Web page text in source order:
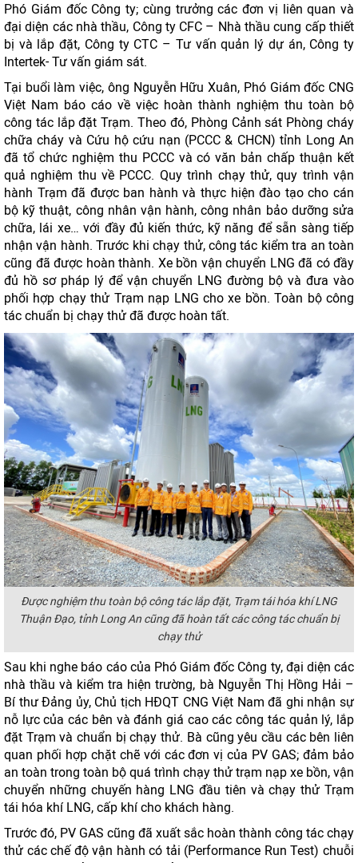
Phó Giám đốc Công ty; cùng trưởng các đơn vị liên quan và
đại diện các nhà thầu, Công ty CFC – Nhà thầu cung cấp thiết
bị và lắp đặt, Công ty CTC – Tư vấn quản lý dự án, Công ty
Intertek- Tư vấn giám sát.
Tại buổi làm việc, ông Nguyễn Hữu Xuân, Phó Giám đốc CNG
Việt Nam báo cáo về việc hoàn thành nghiệm thu toàn bộ
công tác lắp đặt Trạm. Theo đó, Phòng Cảnh sát Phòng cháy
chữa cháy và Cứu hộ cứu nạn (PCCC & CHCN) tỉnh Long An
đã tổ chức nghiệm thu PCCC và có văn bản chấp thuận kết
quả nghiệm thu về PCCC. Quy trình chạy thử, quy trình vận
hành Trạm đã được ban hành và thực hiện đào tạo cho cán
bộ kỹ thuật, công nhân vận hành, công nhân bảo dưỡng sửa
chữa, lái xe… với đầy đủ kiến thức, kỹ năng để sẵn sàng tiếp
nhận vận hành. Trước khi chạy thử, công tác kiểm tra an toàn
cũng đã được hoàn thành. Xe bồn vận chuyển LNG đã có đầy
đủ hồ sơ pháp lý để vận chuyển LNG đường bộ và đưa vào
phối hợp chạy thử Trạm nạp LNG cho xe bồn. Toàn bộ công
tác chuẩn bị chạy thử đã được hoàn tất.
Được nghiệm thu toàn bộ công tác lắp đặt, Trạm tái hóa khí LNG
Thuận Đạo, tỉnh Long An cũng đã hoàn tất các công tác chuẩn bị
chạy thử
Sau khi nghe báo cáo của Phó Giám đốc Công ty, đại diện các
nhà thầu và kiểm tra hiện trường, bà Nguyễn Thị Hồng Hải –
Bí thư Đảng ủy, Chủ tịch HĐQT CNG Việt Nam đã ghi nhận sự
nỗ lực của các bên và đánh giá cao các công tác quản lý, lắp
đặt Trạm và chuẩn bị chạy thử. Bà cũng yêu cầu các bên liên
quan phối hợp chặt chẽ với các đơn vị của PV GAS; đảm bảo
an toàn trong toàn bộ quá trình chạy thử trạm nạp xe bồn, vận
chuyển những chuyến hàng LNG đầu tiên và chạy thử Trạm
tái hóa khí LNG, cấp khí cho khách hàng.
Trước đó, PV GAS cũng đã xuất sắc hoàn thành công tác chạy
thử các chế độ vận hành có tải (Performance Run Test) chuỗi